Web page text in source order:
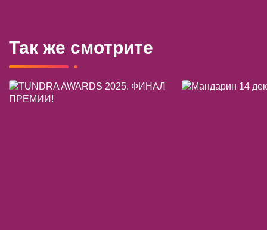
Так же смотрите